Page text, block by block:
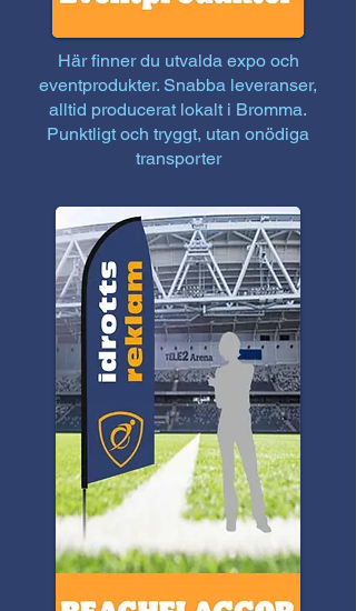
Här finner du utvalda expo och
eventprodukter. Snabba leveranser,
alltid producerat lokalt i Bromma.
Punktligt och tryggt, utan onödiga
transporter